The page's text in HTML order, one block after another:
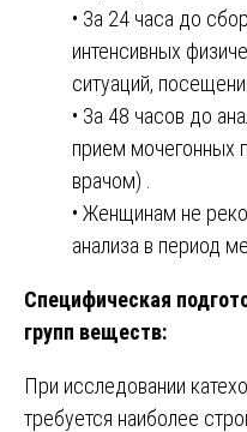
• За 24 часа до
интенсивных
ситуаций,
• За 48 часов до
прием мочегонных
врачом) .
• Женщинам не
анализа в период
Специфическая
групп веществ:
При исследовании
требуется наиболее